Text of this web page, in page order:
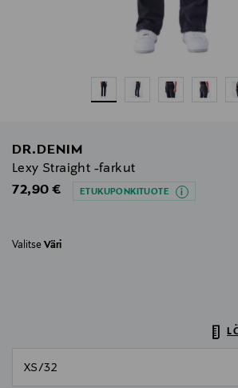
DR.DENIM
Lexy Straight -farkut
Original Price
72,90 € ETUKUPONKITUOTE
Valitse Väri
null